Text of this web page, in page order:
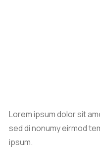
Lorem ipsum dolor sit
sed di nonumy eirmod
ipsum.